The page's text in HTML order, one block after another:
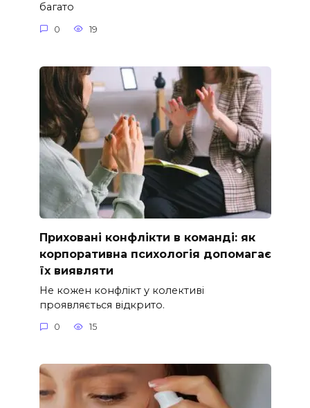
багато
0 19
Приховані конфлікти в команді: як
корпоративна психологія допомагає
їх виявляти
Не кожен конфлікт у колективі
проявляється відкрито.
0 15